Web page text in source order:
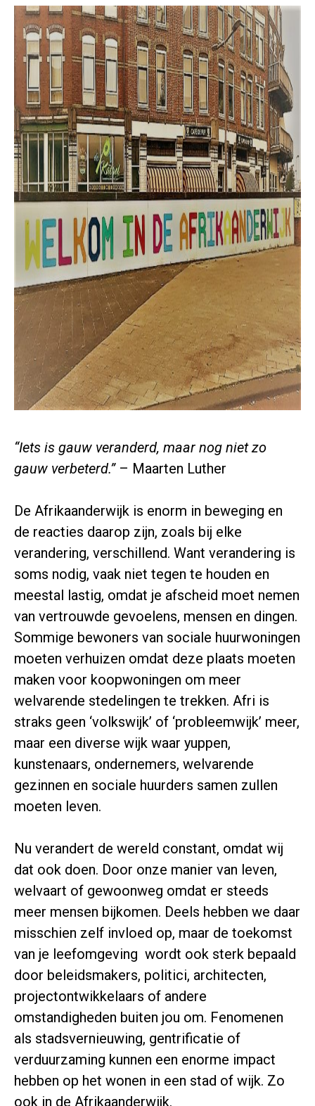
“Iets is gauw veranderd, maar nog niet zo
gauw verbeterd.”– Maarten Luther
De Afrikaanderwijk is enorm in beweging en
de reacties daarop zijn, zoals bij elke
verandering, verschillend. Want verandering is
soms nodig, vaak niet tegen te houden en
meestal lastig, omdat je afscheid moet nemen
van vertrouwde gevoelens, mensen en dingen.
Sommige bewoners van sociale huurwoningen
moeten verhuizen omdat deze plaats moeten
maken voor koopwoningen om meer
welvarende stedelingen te trekken. Afri is
straks geen ‘volkswijk’ of ‘probleemwijk’ meer,
maar een diverse wijk waar yuppen,
kunstenaars, ondernemers, welvarende
gezinnen en sociale huurders samen zullen
moeten leven.
Nu verandert de wereld constant, omdat wij
dat ook doen. Door onze manier van leven,
welvaart of gewoonweg omdat er steeds
meer mensen bijkomen. Deels hebben we daar
misschien zelf invloed op, maar de toekomst
van je leefomgeving wordt ook sterk bepaald
door beleidsmakers, politici, architecten,
projectontwikkelaars of andere
omstandigheden buiten jou om. Fenomenen
als stadsvernieuwing, gentrificatie of
verduurzaming kunnen een enorme impact
hebben op het wonen in een stad of wijk. Zo
ook in de Afrikaanderwijk.